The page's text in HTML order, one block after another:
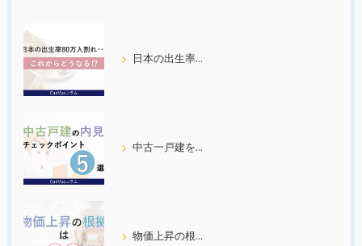
日本の出生率80万人割れ
中古一戸建を内見する際の５つのチェックポイント
物価上昇の根拠について考えてみた